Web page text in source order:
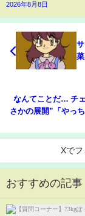
2026年8月8日
なんてことだ… チ
さかの展開”「やっ
Xでフ
おすすめの記事